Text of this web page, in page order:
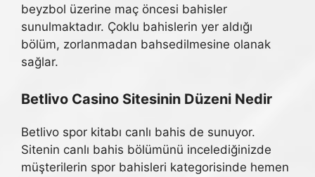
beyzbol üzerine maç öncesi bahisler
sunulmaktadır. Çoklu bahislerin yer aldığı
bölüm, zorlanmadan bahsedilmesine olanak
sağlar.
Betlivo Casino Sitesinin Düzeni Nedir
Betlivo spor kitabı canlı bahis de sunuyor.
Sitenin canlı bahis bölümünü incelediğinizde
müşterilerin spor bahisleri kategorisinde hemen